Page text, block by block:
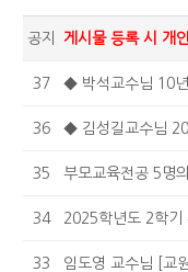
공지 게시물 등록 시 개
37 ◆ 박석교수님 10
36 ◆ 김성길교수님
35 부모교육전공 5명
34 2025학년도 2학기
33 임도영 교수님 [교